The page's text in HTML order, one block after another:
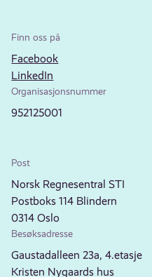
Finn oss på
Facebook
LinkedIn
Organisasjonsnummer
952125001
Post
Norsk Regnesentral STI
Postboks 114 Blindern
0314 Oslo
Besøksadresse
Gaustadalleen 23a, 4.etasje
Kristen Nygaards hus